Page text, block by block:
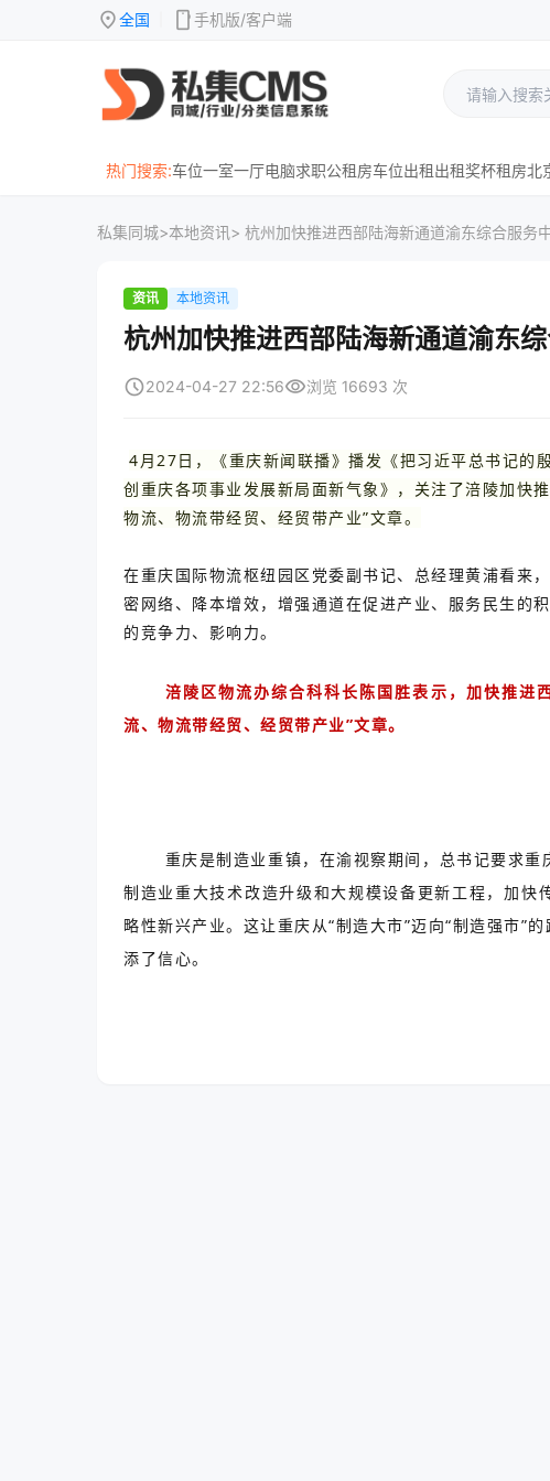
location_on全国 mobile手机版/客户端
热门搜索:车位一室一厅电脑求职公租房车位出租出租奖杯租房北
私集同城>本地资讯> 杭州加快推进西部陆海新通道渝东综合服务
资讯 本地资讯
杭州加快推进西部陆海新通道渝东
schedule2024-04-27 22:56visibility浏览 16693 次
4月27日，《重庆新闻联播》播发《把习近平总书记的
创重庆各项事业发展新局面新气象》，关注了涪陵加快
物流、物流带经贸、经贸带产业”文章。
在重庆国际物流枢纽园区党委副书记、总经理黄浦看来
密网络、降本增效，增强通道在促进产业、服务民生的
的竞争力、影响力。
涪陵区物流办综合科科长陈国胜表示，加快推进
流、物流带经贸、经贸带产业”文章。
重庆是制造业重镇，在渝视察期间，总书记要求
制造业重大技术改造升级和大规模设备更新工程，加
略性新兴产业。这让重庆从“制造大市”迈向“制造强市”
添了信心。